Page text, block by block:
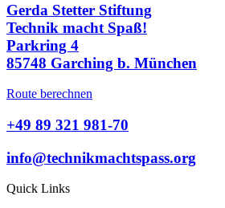
Gerda Stetter Stiftung
Technik macht Spaß!
Parkring 4
85748 Garching b. München
Route berechnen
+49 89 321 981-70
info@technikmachtspass.org
Quick Links